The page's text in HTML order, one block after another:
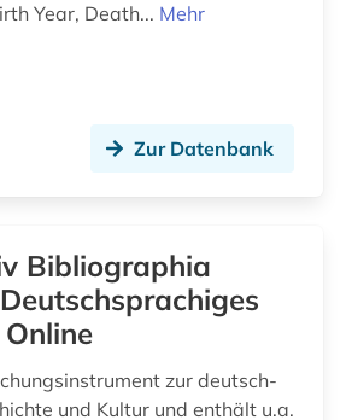
Year, Death... Mehr
Zur Datenbank
Bibliographia
zur deutsch-
und Kultur und enthält u.a.